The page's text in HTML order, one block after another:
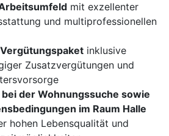
mit exzellenter
und multiprofessionellen
inklusive
Zusatzvergütungen und
der Wohnungssuche sowie
im Raum Halle
hohen Lebensqualität und